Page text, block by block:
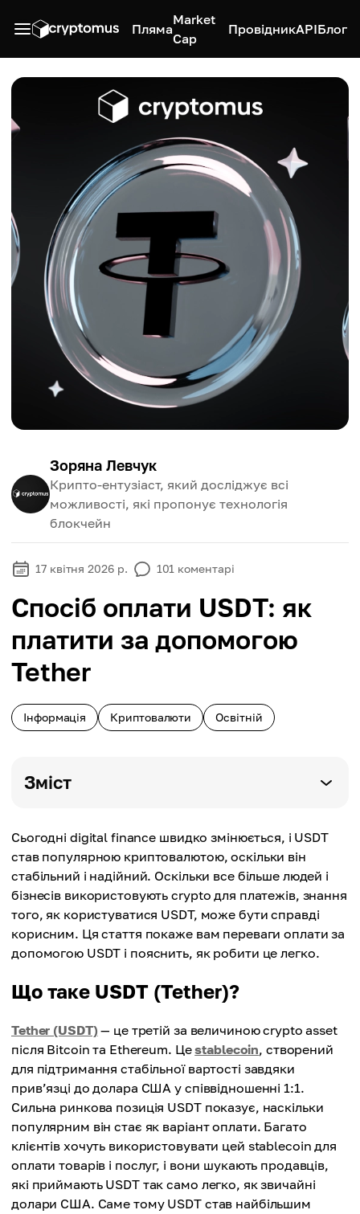
Пляма
Market
Cap
ПровідникAPIБлог
Зоряна Левчук
Крипто-ентузіаст, який досліджує всі
можливості, які пропонує технологія
блокчейн
17 квітня 2026 р. 101 коментарі
Спосіб оплати USDT: як
платити за допомогою
Tether
Інформація Криптовалюти Освітній
Зміст
Сьогодні digital finance швидко змінюється, і USDT
став популярною криптовалютою, оскільки він
стабільний і надійний. Оскільки все більше людей і
бізнесів використовують crypto для платежів, знання
того, як користуватися USDT, може бути справді
корисним. Ця стаття покаже вам переваги оплати за
допомогою USDT і пояснить, як робити це легко.
Що таке USDT (Tether)?
Tether (USDT) — це третій за величиною crypto asset
після Bitcoin та Ethereum. Цеstablecoin, створений
для підтримання стабільної вартості завдяки
прив’язці до долара США у співвідношенні 1:1.
Сильна ринкова позиція USDT показує, наскільки
популярним він стає як варіант оплати. Багато
клієнтів хочуть використовувати цей stablecoin для
оплати товарів і послуг, і вони шукають продавців,
які приймають USDT так само легко, як звичайні
долари США. Саме тому USDT став найбільшим